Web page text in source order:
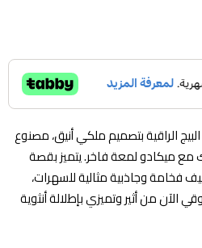
الراقية بتصميم ملكي أنيق، مصنوع
لمعة فاخر. يتميز بقصة
وجاذبية مثالية للسهرات،
الآن من أثير وتميزي بإطلالة أنثوية